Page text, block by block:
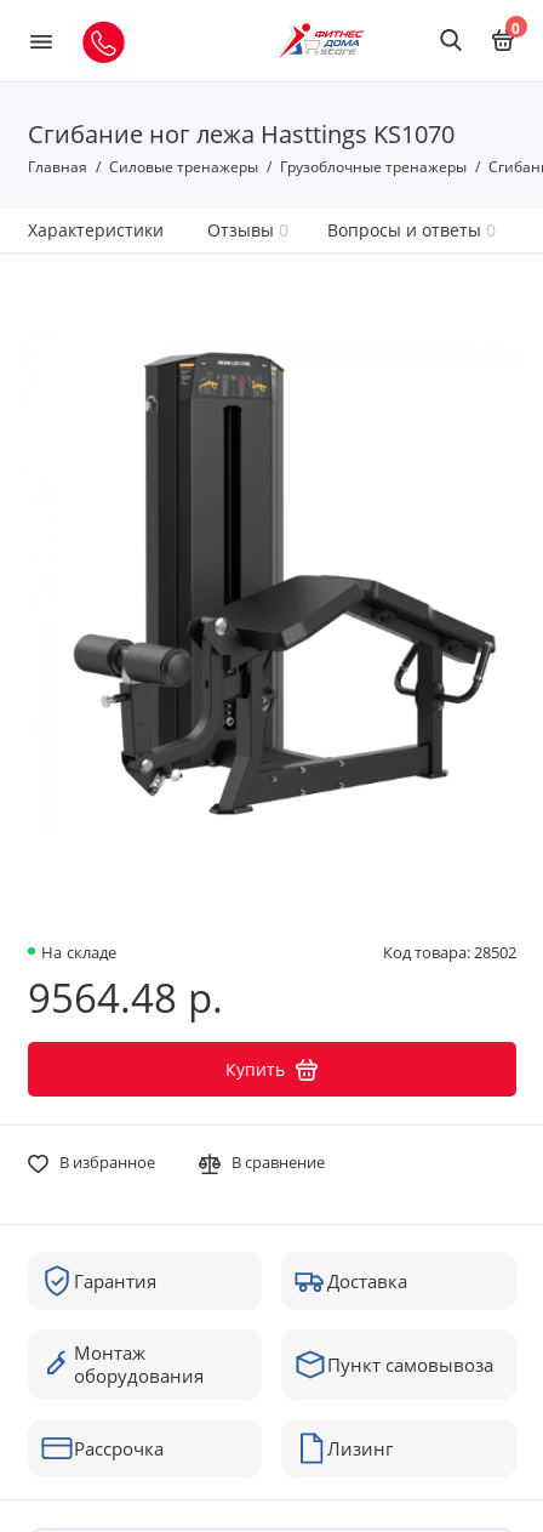
0
Сгибание ног лежа Hasttings KS1070
Главная Силовые тренажеры Грузоблочные тренажеры
Характеристики Отзывы 0 Вопросы и ответы 0
На складе Код товара: 28502
9564.48 р.
Купить
В избранное В сравнение
Гарантия Доставка
Монтаж
оборудования
Пункт самовывоза
Рассрочка Лизинг